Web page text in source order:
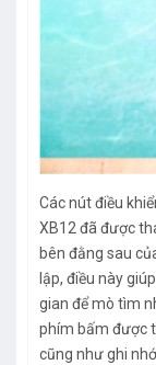
Các nút điều
XB12 đã được
bên đằng sau
lập, điều này
gian để mò tìm
phím bấm được
cũng như ghi